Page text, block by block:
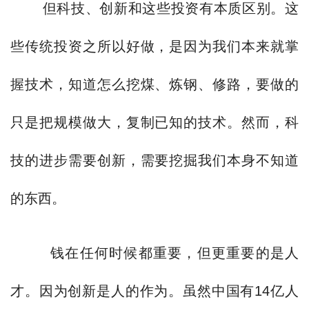
但科技、创新和这些投资有本质区别。这
些传统投资之所以好做，是因为我们本来就掌
握技术，知道怎么挖煤、炼钢、修路，要做的
只是把规模做大，复制已知的技术。然而，科
技的进步需要创新，需要挖掘我们本身不知道
的东西。
钱在任何时候都重要，但更重要的是人
才。因为创新是人的作为。虽然中国有14亿人